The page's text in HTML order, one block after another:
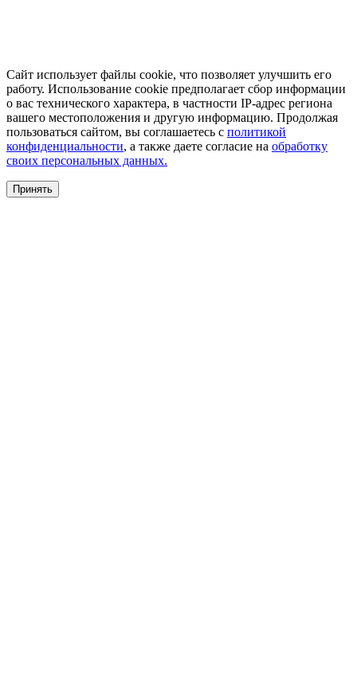
Сайт использует файлы cookie, что позволяет улучшить его
работу. Использование cookie предполагает сбор информации
о вас технического характера, в частности IP-адрес региона
вашего местоположения и другую информацию. Продолжая
пользоваться сайтом, вы соглашаетесь с политикой
конфиденциальности, а также даете согласие на обработку
своих персональных данных.
Принять